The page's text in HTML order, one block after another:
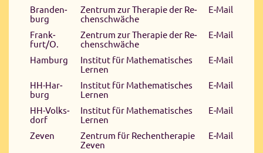
Bran­den­
burg
Zen­trum zur The­ra­pie der Re­
chen­schwä­che
E‑Mail
Frank­
furt/O.
Zen­trum zur The­ra­pie der Re­
chen­schwä­che
E‑Mail
Ham­burg
In­sti­tut für Ma­the­ma­ti­sches
Ler­nen
E‑Mail
HH-Har­
burg
In­sti­tut für Ma­the­ma­ti­sches
Ler­nen
E‑Mail
HH-Volks­
dorf
In­sti­tut für Ma­the­ma­ti­sches
Ler­nen
E‑Mail
Ze­ven
Zen­trum für Re­chen­the­ra­pie
Ze­ven
E‑Mail